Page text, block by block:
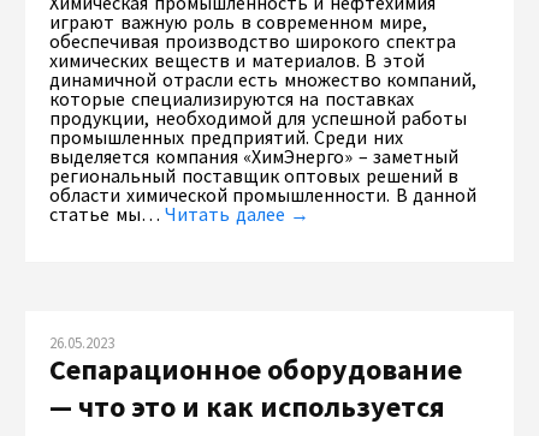
играют важную роль в современном мире,
обеспечивая производство широкого спектра
химических веществ и материалов. В этой
динамичной отрасли есть множество компаний,
которые специализируются на поставках
продукции, необходимой для успешной работы
промышленных предприятий. Среди них
выделяется компания «ХимЭнерго» – заметный
региональный поставщик оптовых решений в
области химической промышленности. В данной
статье мы…Читать далее →
26.05.2023
Сепарационное оборудование
— что это и как используется